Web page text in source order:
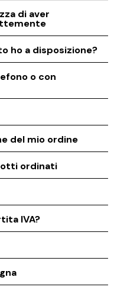
di aver
ho a disposizione?
o con
del mio ordine
ordinati
IVA?